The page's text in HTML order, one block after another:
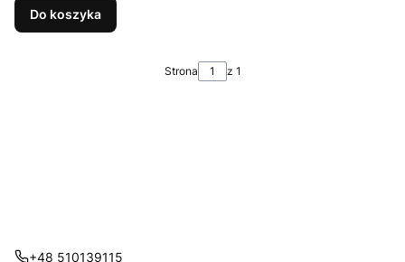
Do koszyka
Strona z 1
+48 510139115